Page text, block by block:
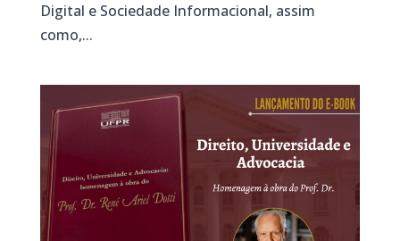
Digital e Sociedade Informacional, assim
como,...